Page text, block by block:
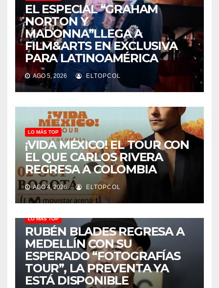
EL ESPECIAL “GRAHAM
NORTON Y
MADONNA”LLEGA A
FILM&ARTS EN EXCLUSIVA
PARA LATINOAMÉRICA
AGO 5, 2026 ELTOPCOL
LO MÁS TOP
¡VIDA MÉXICO! EL TOUR CON
EL QUE CARLOS RIVERA
REGRESA A COLOMBIA
AGO 4, 2026 ELTOPCOL
LO MÁS TOP
RUBÉN BLADES REGRESA A
MEDELLÍN CON SU
ESPERADO “FOTOGRAFÍAS
TOUR”, LA PREVENTA YA
ESTÁ DISPONIBLE